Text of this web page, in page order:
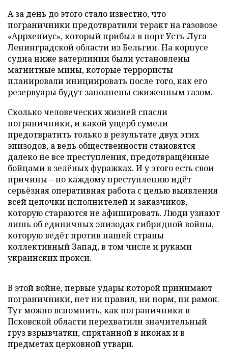
А за день до этого стало известно, что
пограничники предотвратили теракт на газовозе
«Аррхениус», который прибыл в порт Усть-Луга
Ленинградской области из Бельгии. На корпусе
судна ниже ватерлинии были установлены
магнитные мины, которые террористы
планировали инициировать после того, как его
резервуары будут заполнены сжиженным газом.
Сколько человеческих жизней спасли
пограничники, и какой ущерб сумели
предотвратить только в результате двух этих
эпизодов, а ведь общественности становятся
далеко не все преступления, предотвращённые
бойцами в зелёных фуражках. И у этого есть свои
причины – по каждому преступлению идёт
серьёзная оперативная работа с целью выявления
всей цепочки исполнителей и заказчиков,
которую стараются не афишировать. Люди узнают
лишь об единичных эпизодах гибридной войны,
которую ведёт против нашей страны
коллективный Запад, в том числе и руками
украинских прокси.
В этой войне, первые удары которой принимают
пограничники, нет ни правил, ни норм, ни рамок.
Тут можно вспомнить, как пограничники в
Псковской области перехватили значительный
груз взрывчатки, спрятанной в иконах и в
предметах церковной утвари.